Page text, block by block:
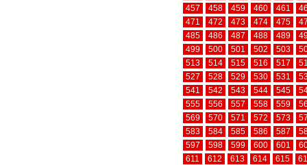
457
458 459 460 461
471
472 473 474 475
485
486 487 488 489
499
500 501 502 503
513
514 515 516 517
527
528 529 530 531
541
542 543 544 545
555
556 557 558 559
569
570 571 572 573
583
584 585 586 587
597
598 599 600 601
611
612 613 614 615